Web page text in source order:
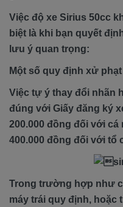
Việc độ xe Sirius 50cc
biệt là khi bạn quyết
lưu ý quan trọng:
Một số quy định xử
Việc tự ý thay đổi nhãn
đúng với Giấy đăng ký
200.000 đồng đối với cá
400.000 đồng đối với tổ
Trong trường hợp như
máy trái quy định, hoặc